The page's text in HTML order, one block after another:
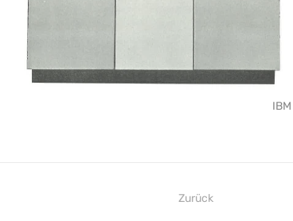
IBM
BeitragsnavigationZurück